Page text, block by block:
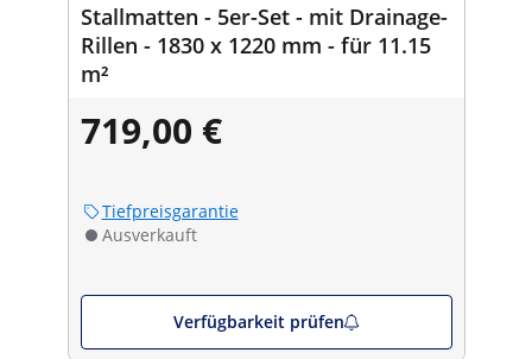
Stallmatten - 5er-Set - mit Drainage-
Rillen - 1830 x 1220 mm - für 11.15
m²
719,00 €
Tiefpreisgarantie
Ausverkauft
Verfügbarkeit prüfen